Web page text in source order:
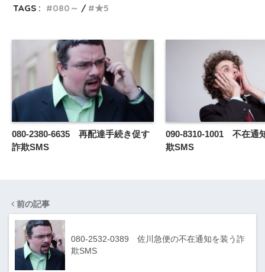
TAGS :
080～ ★5
080-2380-6635 再配達手続き促す
詐欺SMS
090-8310-1001 不在通
欺SMS
前の記事
080-2532-0389 佐川急便の不在通知を装う詐
欺SMS